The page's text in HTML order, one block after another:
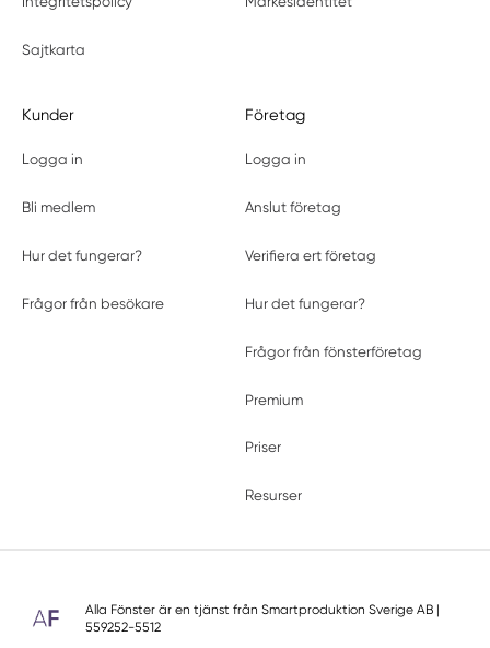
Sajtkarta
Kunder
Logga in
Bli medlem
Hur det fungerar?
Frågor från besökare
Företag
Logga in
Anslut företag
Verifiera ert företag
Hur det fungerar?
Frågor från fönsterföretag
Premium
Priser
Resurser
Alla Fönster är en tjänst från Smartproduktion Sverige AB|
559252-5512